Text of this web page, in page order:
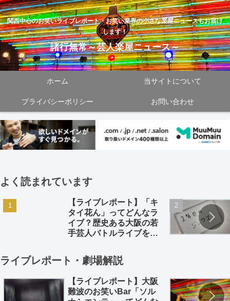
関西中心のお笑いライブレポート・お笑い業界の小さな楽屋ニュースもお届け
します！
諸行無常～芸人楽屋ニュース～
ホーム 当サイトについて
プライバシーポリシー お問い合わせ
よく読まれています
【ライブレポート】「キ
タイ花ん」ってどんなラ
イブ？歴史ある大阪の若
手芸人バトルライブを徹
ライブレポート・劇場解説
【ライブレポート】大阪
難波のお笑いBar「ソル